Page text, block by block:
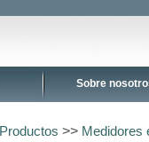
Sobre
Productos >> Medidores